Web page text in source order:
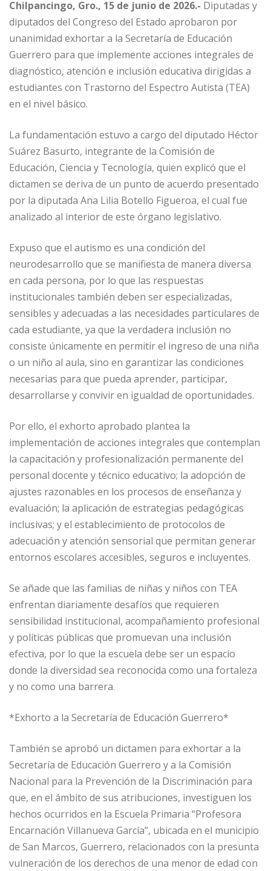
Chilpancingo, Gro., 15 de junio de 2026.- Diputadas y
diputados del Congreso del Estado aprobaron por
unanimidad exhortar a la Secretaría de Educación
Guerrero para que implemente acciones integrales de
diagnóstico, atención e inclusión educativa dirigidas a
estudiantes con Trastorno del Espectro Autista (TEA)
en el nivel básico.
La fundamentación estuvo a cargo del diputado Héctor
Suárez Basurto, integrante de la Comisión de
Educación, Ciencia y Tecnología, quien explicó que el
dictamen se deriva de un punto de acuerdo presentado
por la diputada Ana Lilia Botello Figueroa, el cual fue
analizado al interior de este órgano legislativo.
Expuso que el autismo es una condición del
neurodesarrollo que se manifiesta de manera diversa
en cada persona, por lo que las respuestas
institucionales también deben ser especializadas,
sensibles y adecuadas a las necesidades particulares de
cada estudiante, ya que la verdadera inclusión no
consiste únicamente en permitir el ingreso de una niña
o un niño al aula, sino en garantizar las condiciones
necesarias para que pueda aprender, participar,
desarrollarse y convivir en igualdad de oportunidades.
Por ello, el exhorto aprobado plantea la
implementación de acciones integrales que contemplan
la capacitación y profesionalización permanente del
personal docente y técnico educativo; la adopción de
ajustes razonables en los procesos de enseñanza y
evaluación; la aplicación de estrategias pedagógicas
inclusivas; y el establecimiento de protocolos de
adecuación y atención sensorial que permitan generar
entornos escolares accesibles, seguros e incluyentes.
Se añade que las familias de niñas y niños con TEA
enfrentan diariamente desafíos que requieren
sensibilidad institucional, acompañamiento profesional
y políticas públicas que promuevan una inclusión
efectiva, por lo que la escuela debe ser un espacio
donde la diversidad sea reconocida como una fortaleza
y no como una barrera.
*Exhorto a la Secretaría de Educación Guerrero*
También se aprobó un dictamen para exhortar a la
Secretaría de Educación Guerrero y a la Comisión
Nacional para la Prevención de la Discriminación para
que, en el ámbito de sus atribuciones, investiguen los
hechos ocurridos en la Escuela Primaria “Profesora
Encarnación Villanueva García”, ubicada en el municipio
de San Marcos, Guerrero, relacionados con la presunta
vulneración de los derechos de una menor de edad con